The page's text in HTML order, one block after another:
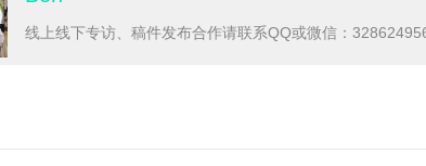
线上线下专访、稿件发布合作请联系QQ或微信：